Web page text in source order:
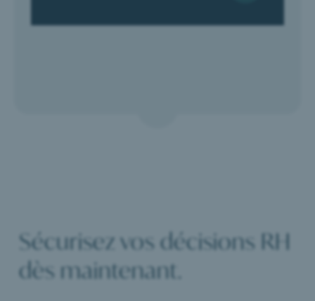
Sécurisez vos décisions RH
dès maintenant.